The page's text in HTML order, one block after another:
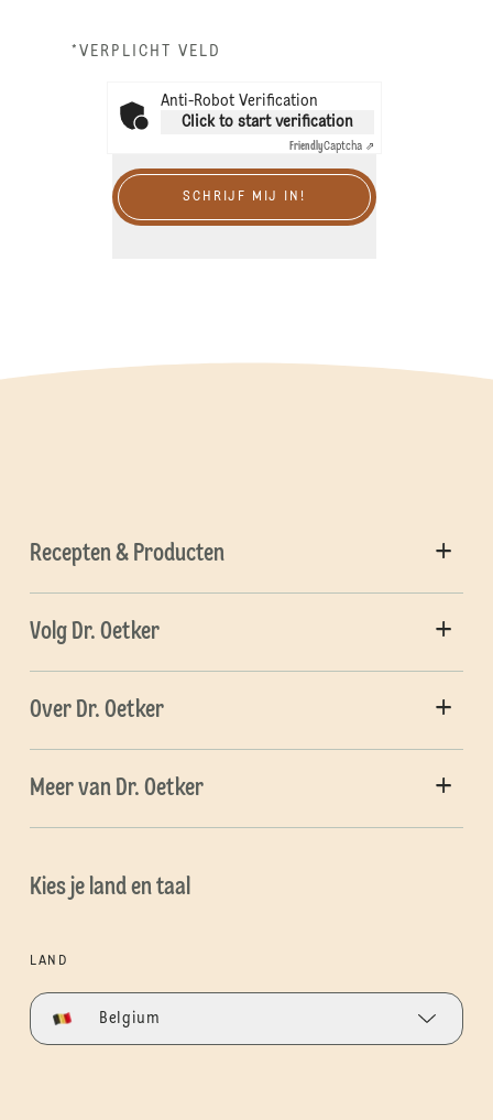
*VERPLICHT VELD
Anti-Robot Verification
Click to start verification
FriendlyCaptcha ⇗
SCHRIJF MIJ IN!
Recepten & Producten
Volg Dr. Oetker
Over Dr. Oetker
Meer van Dr. Oetker
Kies je land en taal
LAND
Belgium